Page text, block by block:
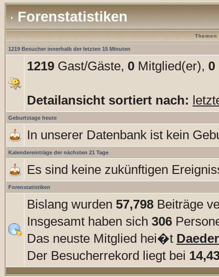
Forenstatistiken
Themen
1219 Besucher innerhalb der letzten 15 Minuten
1219Gast/Gäste, 0Mitglied(er), 0
Detailansicht sortiert nach:
Geburtstage heute
In unserer Datenbank ist kein
Kalendereinträge der nächsten 21 Tage
Es sind keine zukünftigen
Forenstatistiken
Bislang wurden 57,798Beiträge
Insgesamt haben sich 306
Das neuste Mitglied hei�t
Der Besucherrekord liegt bei